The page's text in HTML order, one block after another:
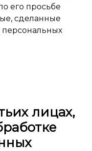
его просьбе
сделанные
лицах,